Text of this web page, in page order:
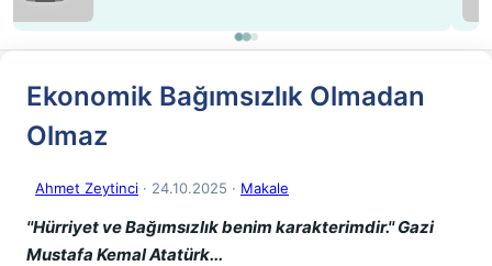
Ekonomik Bağımsızlık Olmadan
Olmaz
Ahmet Zeytinci · 24.10.2025 · Makale
''Hürriyet ve Bağımsızlık benim karakterimdir.'' Gazi
Mustafa Kemal Atatürk...